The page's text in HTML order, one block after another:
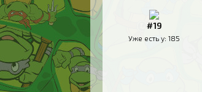
#19
Уже есть у: 185